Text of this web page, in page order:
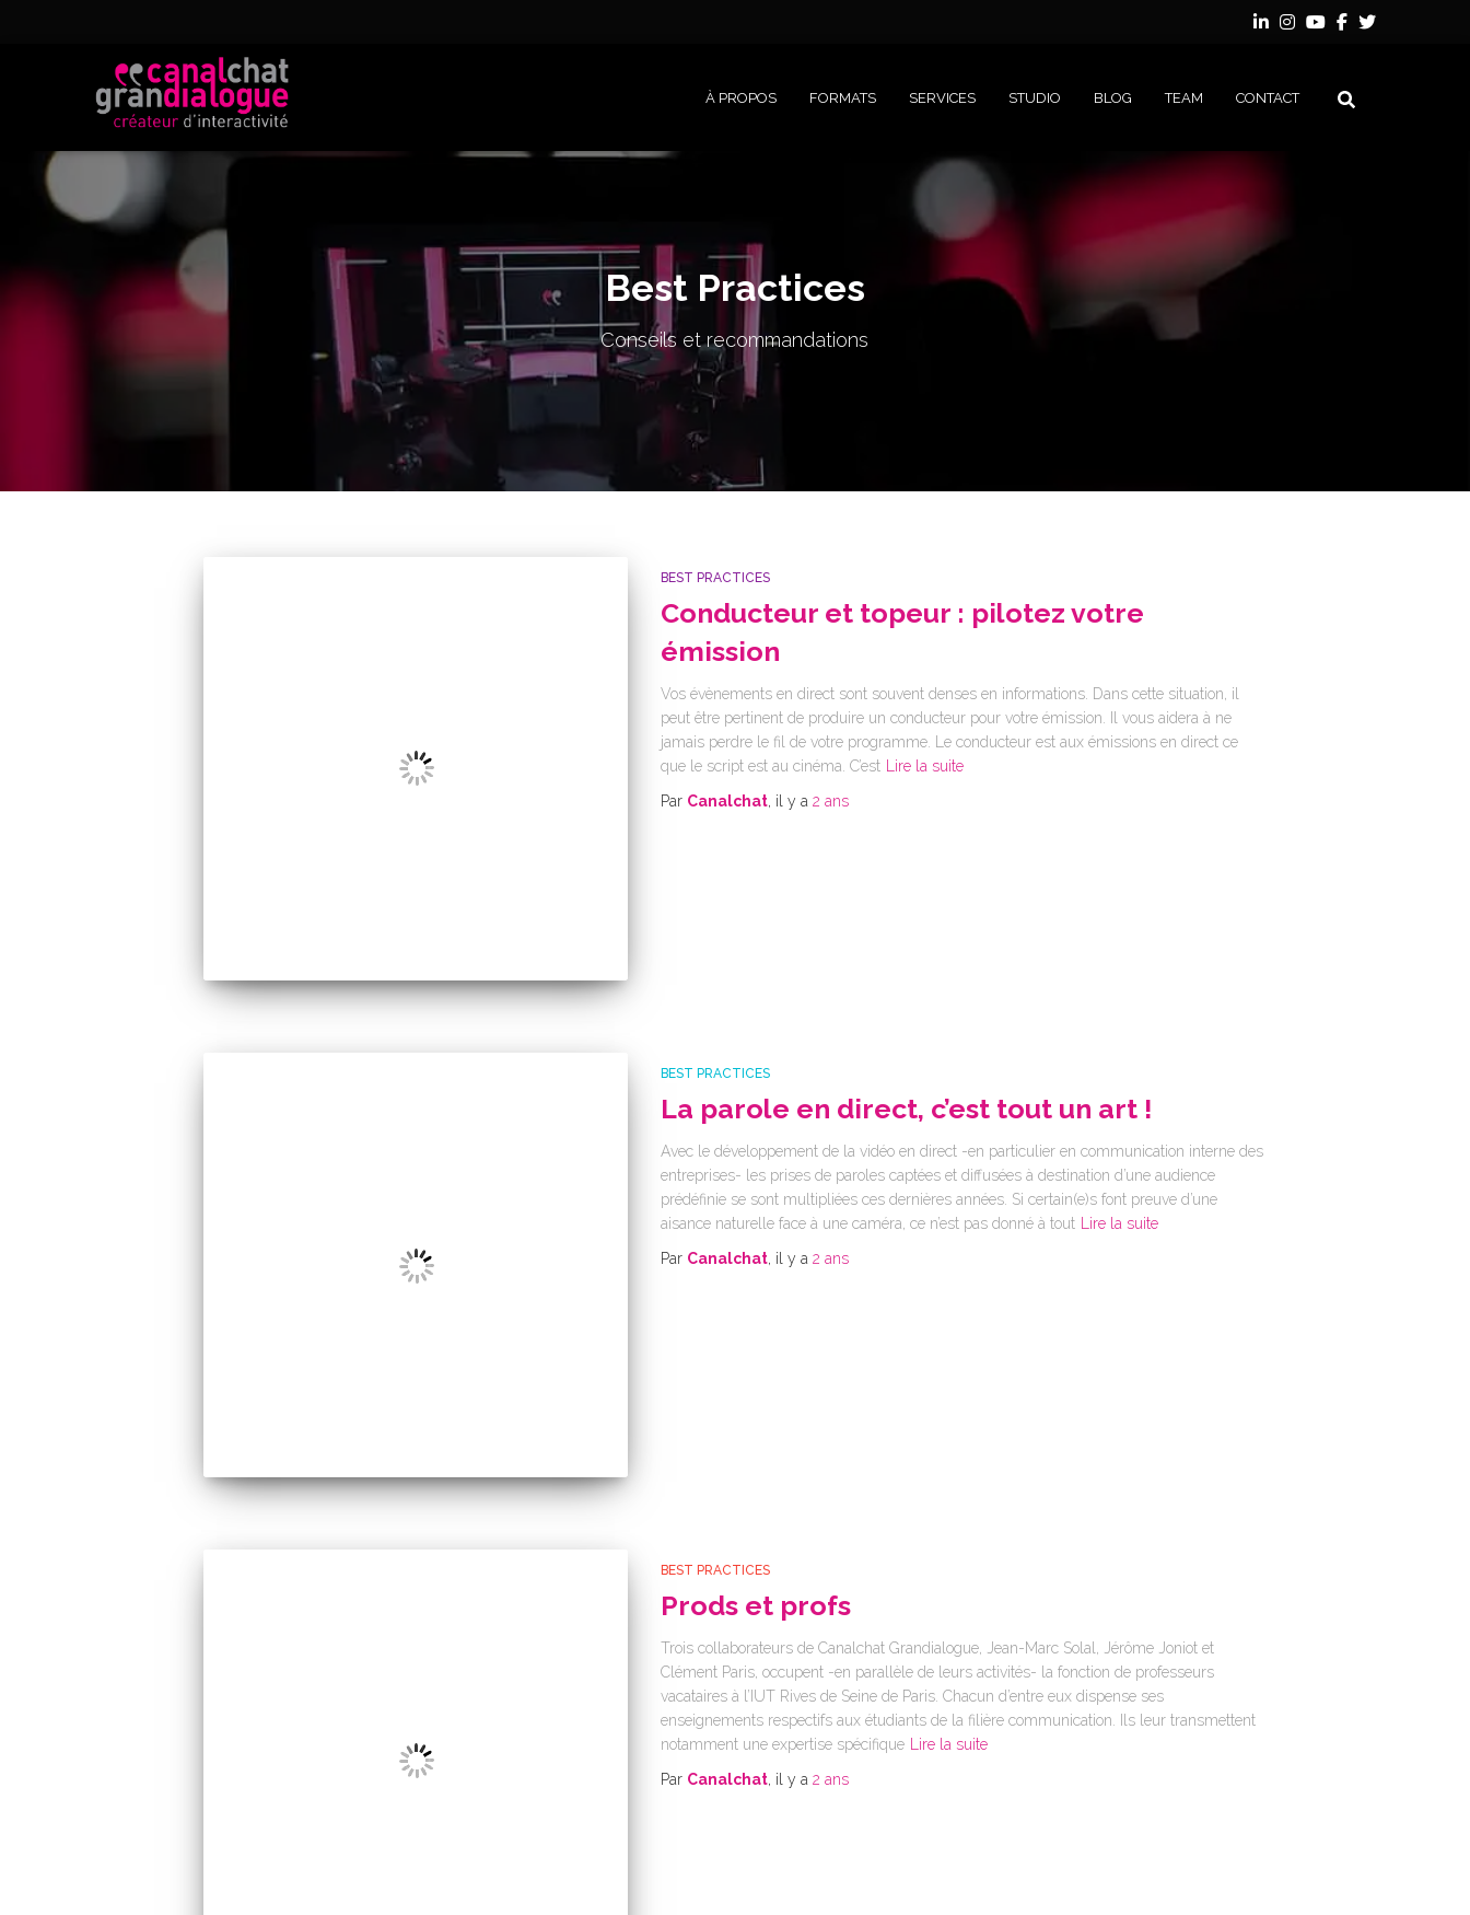
À PROPOS FORMATS SERVICES STUDIO BLOG TEAM CONTACT
Best Practices
Conseils et recommandations
BEST PRACTICES
Conducteur et topeur : pilotez votre
émission
Vos évènements en direct sont souvent denses en informations. Dans cette situation, il
peut être pertinent de produire un conducteur pour votre émission. Il vous aidera à ne
jamais perdre le fil de votre programme. Le conducteur est aux émissions en direct ce
que le script est au cinéma. C’est
Lire la suite
Par Canalchat, il y a 2 ans
BEST PRACTICES
La parole en direct, c’est tout un art !
Avec le développement de la vidéo en direct -en particulier en communication interne des
entreprises- les prises de paroles captées et diffusées à destination d’une audience
prédéfinie se sont multipliées ces dernières années. Si certain(e)s font preuve d’une
aisance naturelle face à une caméra, ce n’est pas donné à tout Lire la suite
Par Canalchat, il y a 2 ans
BEST PRACTICES
Prods et profs
Trois collaborateurs de Canalchat Grandialogue, Jean-Marc Solal, Jérôme Joniot et
Clément Paris, occupent -en parallèle de leurs activités- la fonction de professeurs
vacataires à l’IUT Rives de Seine de Paris. Chacun d’entre eux dispense ses
enseignements respectifs aux étudiants de la filière communication. Ils leur transmettent
notamment une expertise spécifique
Lire la suite
Par Canalchat, il y a 2 ans